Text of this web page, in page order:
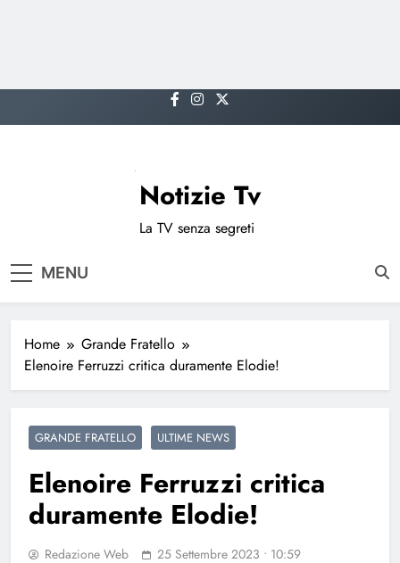
to
Notizie Tv
La TV senza segreti
MENU
Home
Grande Fratello
Elenoire Ferruzzi critica duramente Elodie!
GRANDE FRATELLO ULTIME NEWS
Elenoire Ferruzzi critica
duramente Elodie!
Redazione Web 25 Settembre 2023 • 10:59